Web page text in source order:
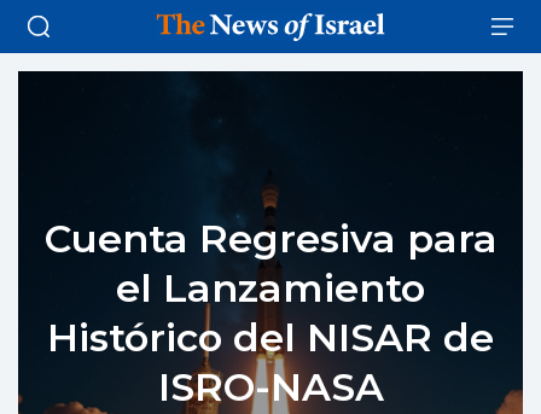
Cuenta Regresiva para
el Lanzamiento
Histórico del NISAR de
ISRO-NASA